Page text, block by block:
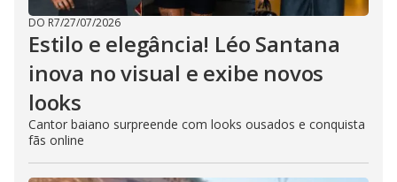
DO R7/27/07/2026
Estilo e elegância! Léo Santana
inova no visual e exibe novos
looks
Cantor baiano surpreende com looks ousados e conquista
fãs online